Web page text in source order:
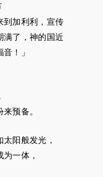
到加利利，宣传
满了，神的国近
！」
预备。
阳般发光，
一体，